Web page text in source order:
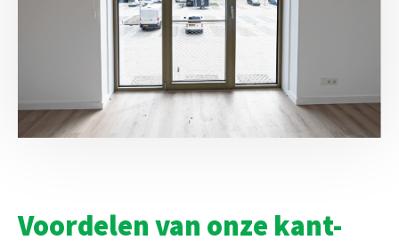
Voordelen van onze kant-